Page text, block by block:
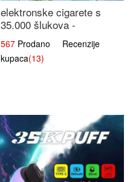
elektronske cigarete s
35.000 šlukova -
Osježavajući Mentol |
Čista i Svježa Okus
567 Prodano Recenzije
kupaca(13)